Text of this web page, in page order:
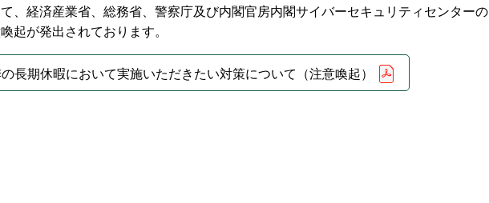
、経済産業省、総務省、警察庁及び内閣官房内閣サイバーセキュリティセンターの
起が発出されております。
の長期休暇において実施いただきたい対策について（注意喚起）